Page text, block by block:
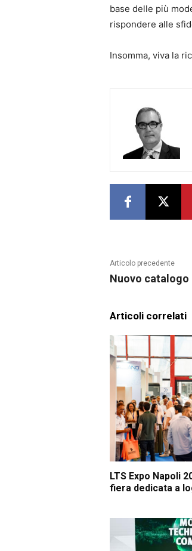
base delle più
rispondere alle
Insomma, viva la
Articolo precedente
Nuovo catalogo
Articoli correlati
LTS Expo Napoli
fiera dedicata a